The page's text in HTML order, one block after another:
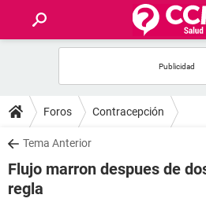
FOROS
SALUD
FAMILIA
Foros Contracepción
Tema Anterior
Flujo marron despues de
regla